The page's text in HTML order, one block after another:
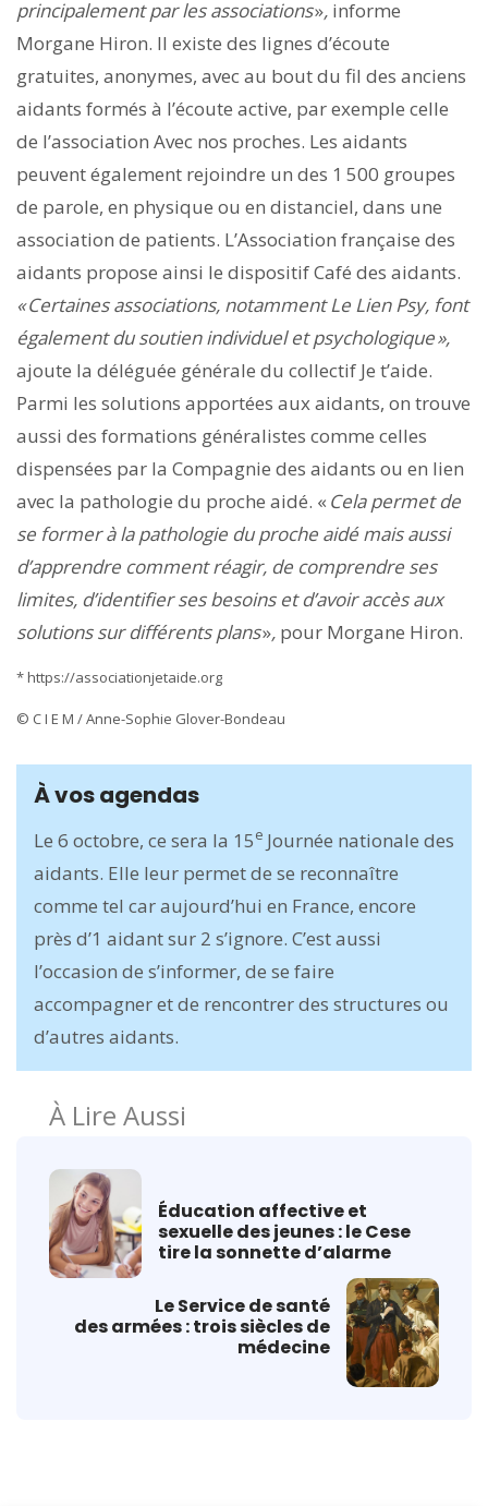
principalement parles associations», informe
Morgane Hiron. Il existe des lignes d’écoute
gratuites, anonymes, avec au bout du fil des anciens
aidants formés à l’écoute active, par exemple celle
de l’association Avec nos proches. Les aidants
peuvent également rejoindre un des 1 500 groupes
de parole, en physique ou en distanciel, dans une
association de patients. L’Association française des
aidants propose ainsi le dispositif Café des aidants.
« Certaines associations, notamment Le Lien Psy, font
également du soutien individuel et psychologique »,
ajoute la déléguée générale du collectif Je t’aide.
Parmi les solutions apportées aux aidants, on trouve
aussi des formations généralistes comme celles
dispensées par la Compagnie des aidants ou en lien
avec la pathologie du proche aidé. « Cela permet de
se former à la pathologie du proche aidé mais aussi
d’apprendre comment réagir, de comprendre ses
limites, d’identifier ses besoins et d’avoir accès aux
solutions sur différents plans», pour Morgane Hiron.
* https://associationjetaide.org
© C I E M / Anne-Sophie Glover-Bondeau
À vos agendas
Le 6 octobre, ce sera la 15e Journée nationale des
aidants. Elle leur permet de se reconnaître
comme tel car aujourd’hui en France, encore
près d’1 aidant sur 2 s’ignore. C’est aussi
l’occasion de s’informer, de se faire
accompagner et de rencontrer des structures ou
d’autres aidants.
À Lire Aussi
Éducation affective et
sexuelle des jeunes : le Cese
tire la sonnette d’alarme
Le Service de santé
des armées : trois siècles de
médecine